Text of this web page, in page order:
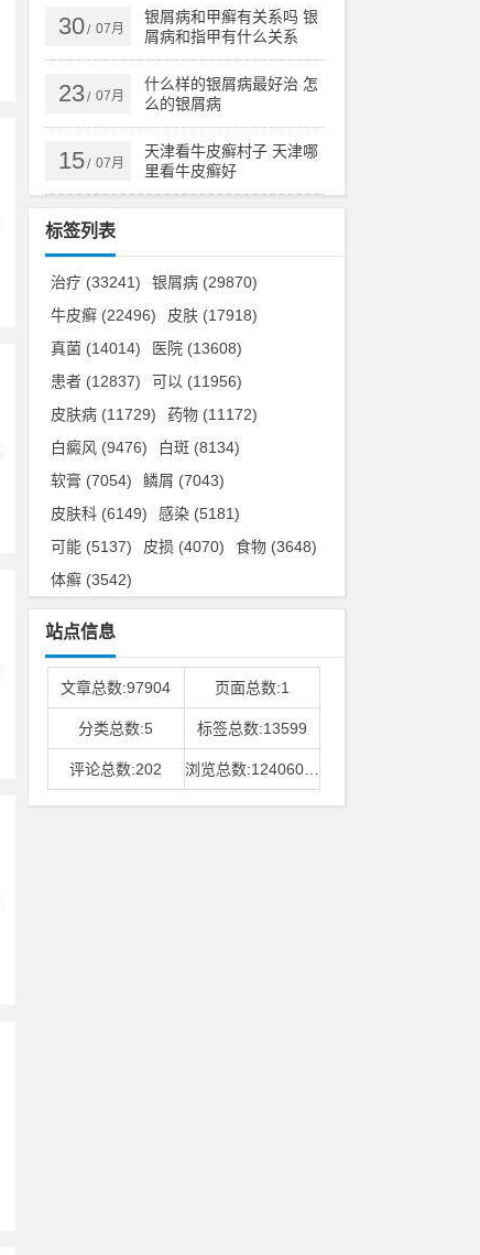
30/ 07月
银屑病和甲癣有关系吗 银
屑病和指甲有什么关系
23/ 07月
什么样的银屑病最好治 怎
么的银屑病
15/ 07月
天津看牛皮癣村子 天津哪
里看牛皮癣好
标签列表
治疗 (33241) 银屑病 (29870)
牛皮癣 (22496) 皮肤 (17918)
真菌 (14014) 医院 (13608)
患者 (12837) 可以 (11956)
皮肤病 (11729) 药物 (11172)
白癜风 (9476) 白斑 (8134)
软膏 (7054) 鳞屑 (7043)
皮肤科 (6149) 感染 (5181)
可能 (5137) 皮损 (4070) 食物 (3648)
体癣 (3542)
站点信息
文章总数:97904 页面总数:1
分类总数:5 标签总数:13599
评论总数:202 浏览总数:12406006